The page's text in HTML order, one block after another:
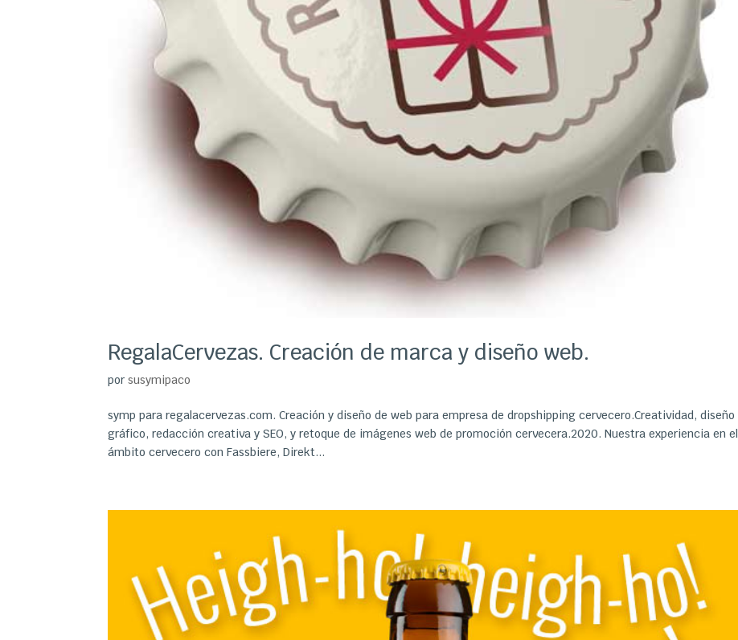
RegalaCervezas. Creación de marca y diseño web.
porsusymipaco
symp para regalacervezas.com. Creación y diseño de web para empresa de dropshipping cervecero.Creatividad, diseño
gráfico, redacción creativa y SEO, y retoque de imágenes web de promoción cervecera.2020. Nuestra experiencia en el
ámbito cervecero con Fassbiere, Direkt...